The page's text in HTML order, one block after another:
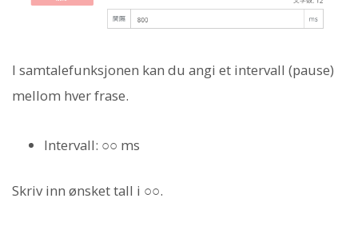
I samtalefunksjonen kan du angi et intervall (pause)
mellom hver frase.
Intervall: ○○ ms
Skriv inn ønsket tall i ○○.